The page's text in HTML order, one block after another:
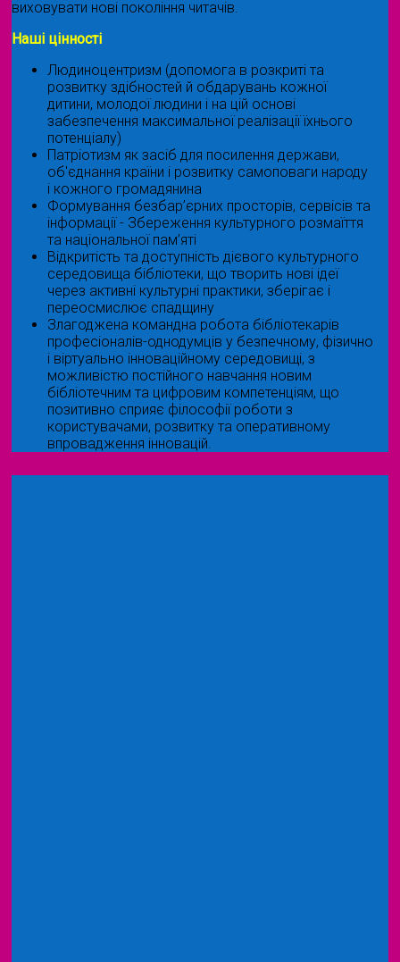
виховувати нові покоління читачів.
Наші цінності
Людиноцентризм (допомога в розкриті та
розвитку здібностей й обдарувань кожної
дитини, молодої людини і на цій основі
забезпечення максимальної реалізації їхнього
потенціалу)
Патріотизм як засіб для посилення держави,
об'єднання країни і розвитку самоповаги народу
і кожного громадянина
Формування безбар’єрних просторів, сервісів та
інформації - Збереження культурного розмаїття
та національної пам’яті
Відкритість та доступність дієвого культурного
середовища бібліотеки, що творить нові ідеї
через активні культурні практики, зберігає і
переосмислює спадщину
Злагоджена командна робота бібліотекарів
професіоналів-однодумців у безпечному, фізично
і віртуально інноваційному середовищі, з
можливістю постійного навчання новим
бібліотечним та цифровим компетенціям, що
позитивно сприяє філософії роботи з
користувачами, розвитку та оперативному
впровадження інновацій.